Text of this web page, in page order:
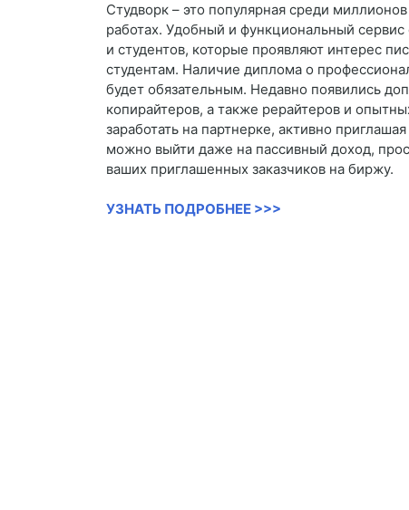
Студворк – это популярная среди
работах. Удобный и функциональный
и студентов, которые проявляют интерес
студентам. Наличие диплома о
будет обязательным. Недавно появились
копирайтеров, а также рерайтеров и
заработать на партнерке, активно
можно выйти даже на пассивный доход,
ваших приглашенных заказчиков на биржу.
УЗНАТЬ ПОДРОБНЕЕ >>>